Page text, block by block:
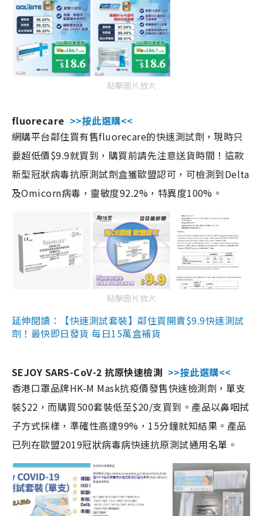
點擊圖片放大
fluorecare >>按此選購<<
網購平台鄰住買有售fluorecare的快速測試劑，現時只
要超低價$9.9就買到，購買前請先注意送貨時間！這款
新型冠狀病毒抗原測試劑盒獲歐盟認可，可檢測到Delta
及Omicorn病毒，靈敏度92.2%，特異度100%。
點擊圖片放大
延伸閱讀：【快速測試套裝】鄰住買開賣$9.9快速測試
劑！最快即日發貨 每日15萬盒補貨
SEJOY SARS-CoV-2 抗原快速檢測 >>按此選購<<
香港口罩品牌HK-M Mask抗疫價發售快速檢測劑，單支
裝$22，而購買500套裝低至$20/支買到。產品以鼻咽拭
子方式採樣，準確性高達99%，15分鐘就知結果。產品
已列在歐盟2019冠狀病毒病快速抗原測試通用名單。